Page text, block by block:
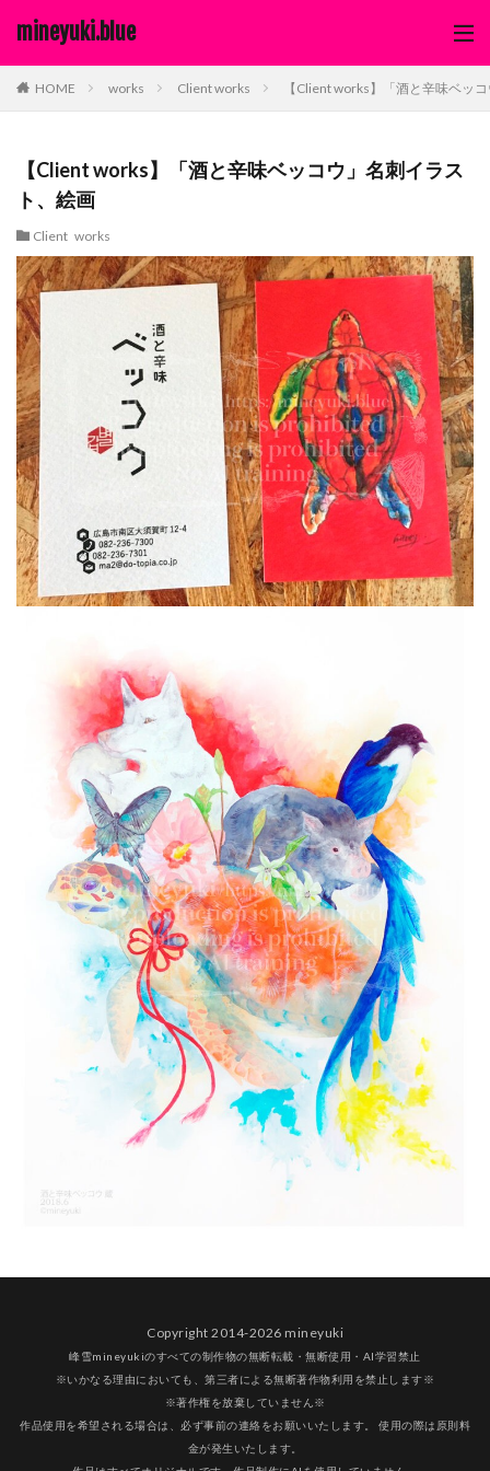
mineyuki.blue
HOME works Client works 【Client works】「酒と辛味ベッ
【Client works】「酒と辛味ベッコウ」名刺イラス
ト、絵画
Client works
Copyright 2014-2026 mineyuki
峰雪mineyukiのすべての制作物の無断転載・無断使用・AI学習禁止
※いかなる理由においても、第三者による無断著作物利用を禁止します※
※著作権を放棄していません※
作品使用を希望される場合は、必ず事前の連絡をお願いいたします。 使用の際は原則料
金が発生いたします。